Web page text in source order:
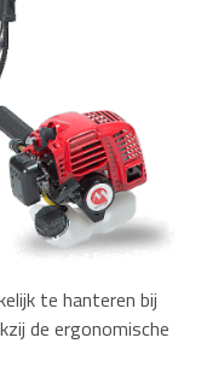
te hanteren bij
de ergonomische